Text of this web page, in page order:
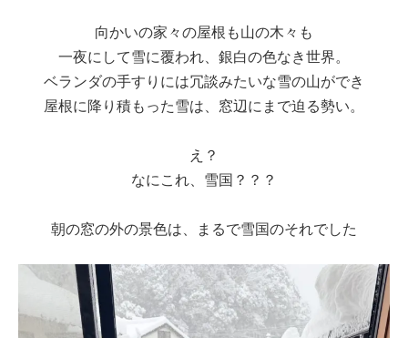
向かいの家々の屋根も山の木々も
一夜にして雪に覆われ、銀白の色なき世界。
ベランダの手すりには冗談みたいな雪の山ができ
屋根に降り積もった雪は、窓辺にまで迫る勢い。
え？
なにこれ、雪国？？？
朝の窓の外の景色は、まるで雪国のそれでした